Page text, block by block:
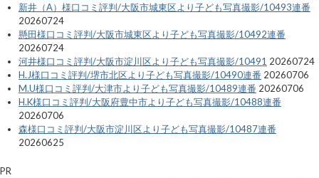
新井（A）様口コミ評判/大阪市城東区より子ども写真撮影/10493連番
20260724
懸田様口コミ評判/大阪市城東区より子ども写真撮影/10492連番
20260724
河井様口コミ評判/大阪市淀川区より子ども写真撮影/10491 20260724
H.J様口コミ評判/堺市北区より子ども写真撮影/10490連番 20260706
M.U様口コミ評判/大津市より子ども写真撮影/10489連番 20260706
H.K様口コミ評判/大阪府豊中市より子ども写真撮影/10488連番
20260706
森様口コミ評判/大阪市淀川区より子ども写真撮影/10487連番
20260625
PR